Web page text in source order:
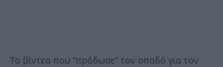
Το βίντεο που “πρόδωσε” τον οπαδό για τον